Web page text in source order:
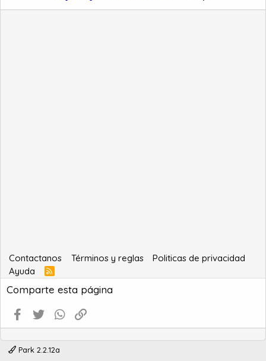
Contactanos Términos y reglas
Politicas de privacidad
Ayuda
R
S
S
Comparte esta página
Facebook
Twitter WhatsApp
Park 2.2.12a